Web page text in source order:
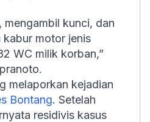
mengambil kunci, dan
kabur motor jenis
WC milik korban,”
melaporkan kejadian
Bontang. Setelah
residivis kasus